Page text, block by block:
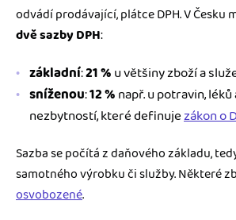
odvádí prodávající, plátce DPH. V Česku
dvě sazby DPH:
základní:21 %u většiny zboží a
sníženou:12 %např. u potravin,
nezbytností, které definujezákon o
Sazba se počítá z daňového základu,
samotného výrobku či služby. Některé
osvobozené.